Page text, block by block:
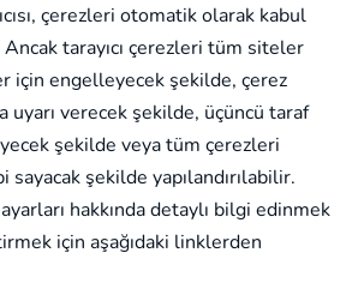
çerezleri otomatik olarak kabul
Ancak tarayıcı çerezleri tüm siteler
için engelleyecek şekilde, çerez
verecek şekilde, üçüncü taraf
şekilde veya tüm çerezleri
şekilde yapılandırılabilir.
ayarları hakkında detaylı bilgi edinmek
için aşağıdaki linklerden